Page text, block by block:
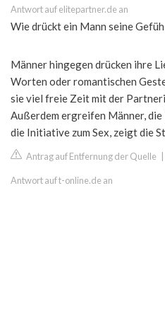
Antwort auf elitepartner.de an
Wie drückt ein Mann seine
Männer hingegen drücken ihre
Worten oder romantischen
sie viel freie Zeit mit der
Außerdem ergreifen Männer,
die Initiative zum Sex, zeigt die
Antrag auf Entfernung der Quelle
Antwort auf t-online.de an